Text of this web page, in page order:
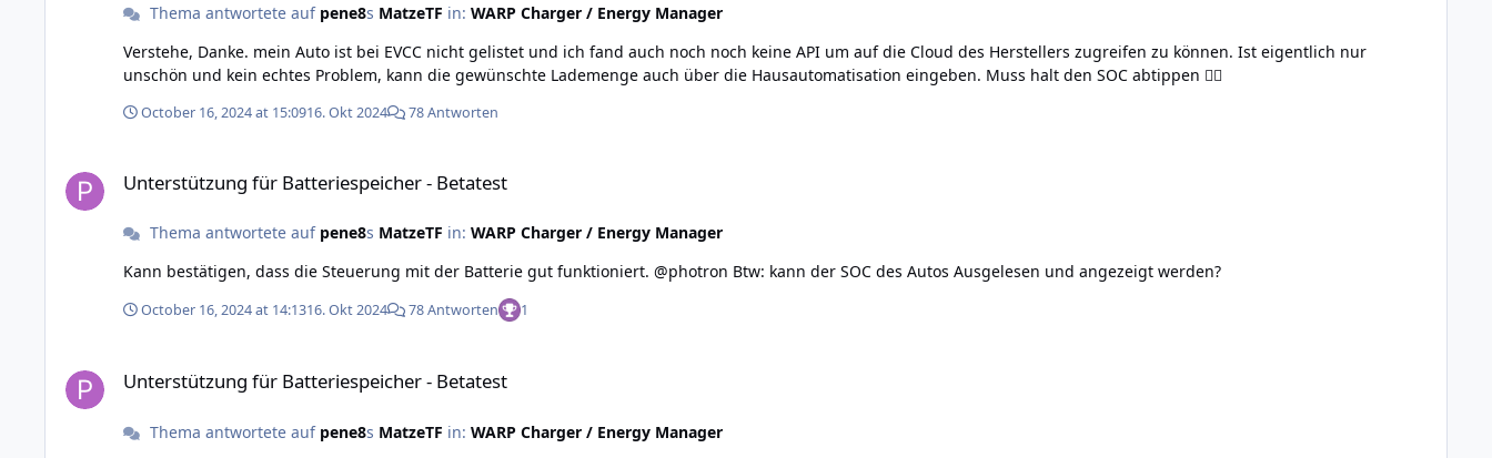
Thema antwortete auf pene8s MatzeTF in: WARP Charger / Energy Manager
Verstehe, Danke. mein Auto ist bei EVCC nicht gelistet und ich fand auch noch noch keine API um auf die Cloud des Herstellers zugreifen zu können. Ist eigentlich nur
unschön und kein echtes Problem, kann die gewünschte Lademenge auch über die Hausautomatisation eingeben. Muss halt den SOC abtippen 🤷‍♂️
October 16, 2024 at 15:0916. Okt 2024 78 Antworten
Unterstützung für Batteriespeicher - Betatest
Thema antwortete auf pene8s MatzeTF in: WARP Charger / Energy Manager
Kann bestätigen, dass die Steuerung mit der Batterie gut funktioniert. @photron Btw: kann der SOC des Autos Ausgelesen und angezeigt werden?
October 16, 2024 at 14:1316. Okt 2024 78 Antworten 1
Unterstützung für Batteriespeicher - Betatest
Thema antwortete auf pene8s MatzeTF in: WARP Charger / Energy Manager